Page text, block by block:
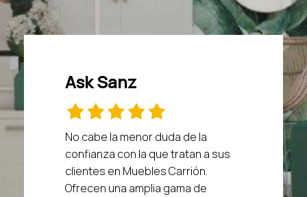
Ask Sanz
No cabe la menor duda de la
confianza con la que tratan a sus
clientes en Muebles Carrión.
Ofrecen una amplia gama de